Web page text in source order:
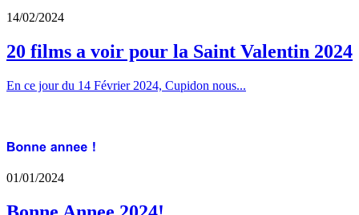
14/02/2024
20 films a voir pour la Saint Valentin 2024
En ce jour du 14 Février 2024, Cupidon nous...
01/01/2024